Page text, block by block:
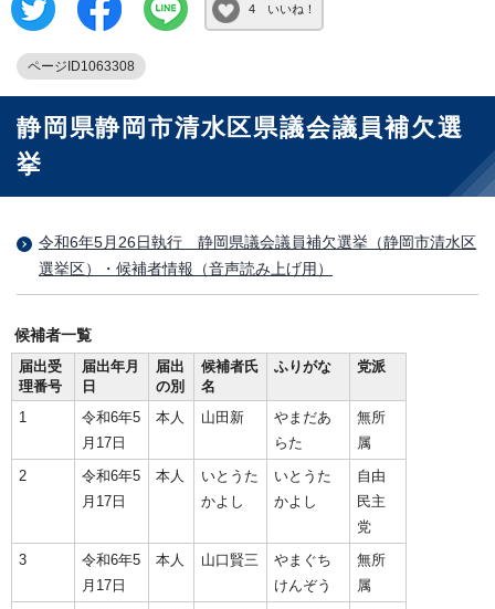
4 いいね！
ページID1063308
静岡県静岡市清水区県議会議員補欠選
挙
令和6年5月26日執行 静岡県議会議員補欠選挙（静岡市清水区
選挙区）・候補者情報（音声読み上げ用）
候補者一覧
届出受
理番号
届出年月
日
届出
の別
候補者氏
名
ふりがな 党派
1
令和6年5
月17日
本人 山田新
やまだあ
らた
無所
属
2
令和6年5
月17日
本人
いとうた
かよし
いとうた
かよし
自由
民主
党
3
令和6年5
月17日
本人 山口賢三
やまぐち
けんぞう
無所
属